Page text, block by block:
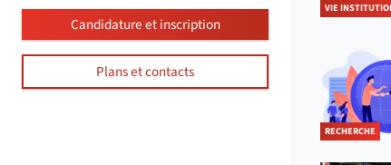
Candidature et inscription
Plans et contacts
VIE
RECHERCHE